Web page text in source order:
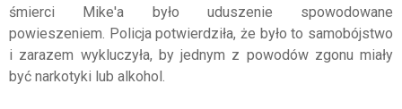
śmierci Mike'a było uduszenie spowodowane
powieszeniem. Policja potwierdziła, że było to samobójstwo
i zarazem wykluczyła, by jednym z powodów zgonu miały
być narkotyki lub alkohol.